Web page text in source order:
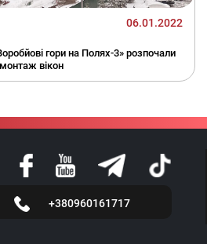
06.01.2022
гори на Полях-3» розпочали
монтаж вікон
+380960161717